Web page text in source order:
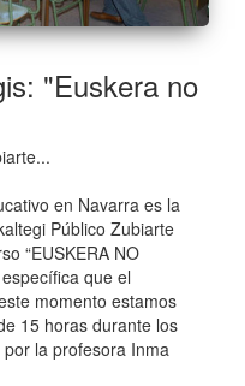
"Euskera no
en Navarra es la
Público Zubiarte
“EUSKERA NO
que el
momento estamos
15 horas durante los
la profesora Inma